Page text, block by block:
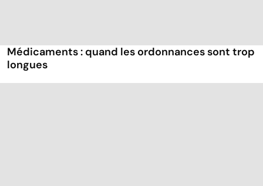
Médicaments : quand les ordonnances sont trop
longues